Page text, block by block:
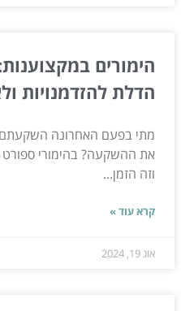
הימורים
הדלת להזדמנויות
מתי בפעם האחרונה
את ההשקעה? בהימורי ספורט
וזה הזמן...
קרא עוד »
אוג 19, 2024